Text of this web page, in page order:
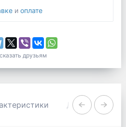
и оплате
друзьям
Документация